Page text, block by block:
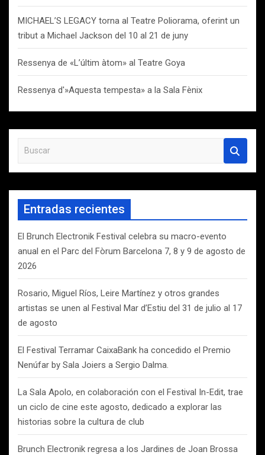
MICHAEL’S LEGACY torna al Teatre Poliorama, oferint un
tribut a Michael Jackson del 10 al 21 de juny
Ressenya de «L’últim àtom» al Teatre Goya
Ressenya d'»Aquesta tempesta» a la Sala Fènix
s
c
r
Entradas recientes
El Brunch Electronik Festival celebra su macro-evento
anual en el Parc del Fòrum Barcelona 7, 8 y 9 de agosto de
2026
Rosario, Miguel Ríos, Leire Martínez y otros grandes
artistas se unen al Festival Mar d’Estiu del 31 de julio al 17
de agosto
El Festival Terramar CaixaBank ha concedido el Premio
Nenúfar by Sala Joiers a Sergio Dalma.
La Sala Apolo, en colaboración con el Festival In-Edit, trae
un ciclo de cine este agosto, dedicado a explorar las
historias sobre la cultura de club
Brunch Electronik regresa a los Jardines de Joan Brossa